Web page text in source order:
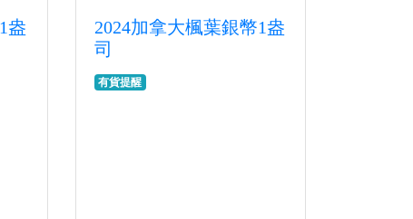
盎
2024加拿大楓葉銀幣1盎
司
有貨提醒